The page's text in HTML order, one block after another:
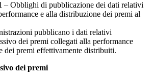
– Obblighi di pubblicazione dei dati relativi
e alla distribuzione dei premi al
pubblicano i dati relativi
dei premi collegati alla performance
dei premi effettivamente distribuiti.
dei premi